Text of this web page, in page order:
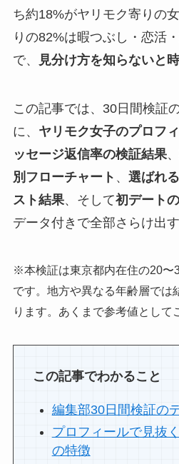
ち約18%がヤリモク寄りの
りの82%は暇つぶし・恋活
で、
見分け方を知らないと
この記事では、30日間検証
に、 ヤリモク女子のプロフ
ッセージ返信率の検証結果、
別フローチャート 、 選ばれ
スト結果、そして初デート
データ付きで全部さらけ出す
※本検証は東京都内在住の20〜
です。地方や異なる年齢層では
ります。あくまで参考値として
この記事でわかること
編集部30日間検証の
プロフィールで見抜
の特徴